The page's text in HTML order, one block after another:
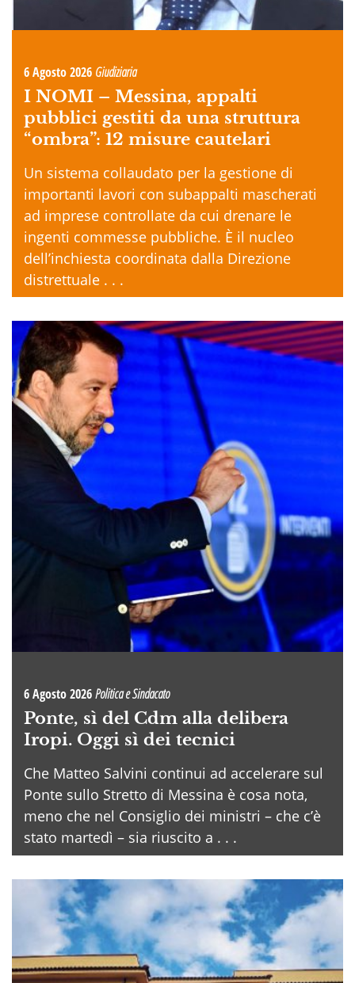
6 Agosto 2026 Giudiziaria
I NOMI – Messina, appalti
pubblici gestiti da una struttura
“ombra”: 12 misure cautelari
Un sistema collaudato per la gestione di
importanti lavori con subappalti mascherati
ad imprese controllate da cui drenare le
ingenti commesse pubbliche. È il nucleo
dell’inchiesta coordinata dalla Direzione
distrettuale . . .
6 Agosto 2026Politica e Sindacato
Ponte, sì del Cdm alla delibera
Iropi. Oggi sì dei tecnici
Che Matteo Salvini continui ad accelerare sul
Ponte sullo Stretto di Messina è cosa nota,
meno che nel Consiglio dei ministri – che c’è
stato martedì – sia riuscito a . . .